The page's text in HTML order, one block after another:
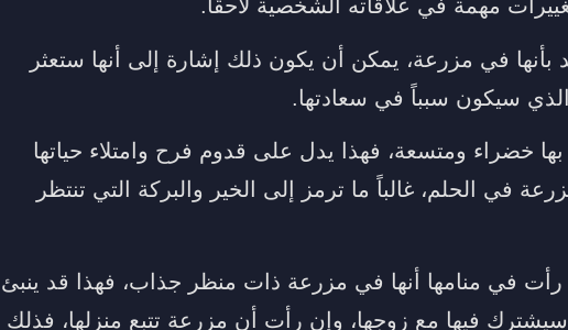
مهمة في علاقاته الشخصية لاحقًا.
بأنها في مزرعة، يمكن أن يكون ذلك إشارة إلى أنها ستعثر
سيكون سبباً في سعادتها.
بها خضراء ومتسعة، فهذا يدل على قدوم فرح وامتلاء حياتها
في الحلم، غالباً ما ترمز إلى الخير والبركة التي تنتظر
رأت في منامها أنها في مزرعة ذات منظر جذاب، فهذا قد ينبئ
فيها مع زوجها، وإن رأت أن مزرعة تتبع منزلها، فذلك